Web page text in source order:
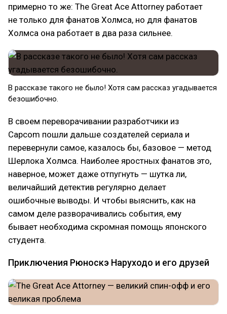
примерно то же: The Great Ace Attorney работает
не только для фанатов Холмса, но для фанатов
Холмса она работает в два раза сильнее.
В рассказе такого не было! Хотя сам рассказ угадывается
безошибочно.
В своем переворачивании разработчики из
Capcom пошли дальше создателей сериала и
перевернули самое, казалось бы, базовое — метод
Шерлока Холмса. Наиболее яростных фанатов это,
наверное, может даже отпугнуть — шутка ли,
величайший детектив регулярно делает
ошибочные выводы. И чтобы выяснить, как на
самом деле разворачивались события, ему
бывает необходима скромная помощь японского
студента.
Приключения Рюноскэ Наруходо и его друзей